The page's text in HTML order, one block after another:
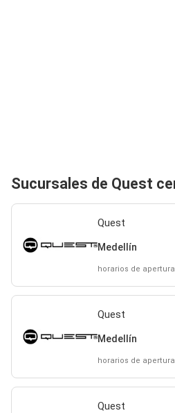
Sucursales de Quest
Quest
Medellín
horarios de apertura
Quest
Medellín
horarios de apertura
Quest